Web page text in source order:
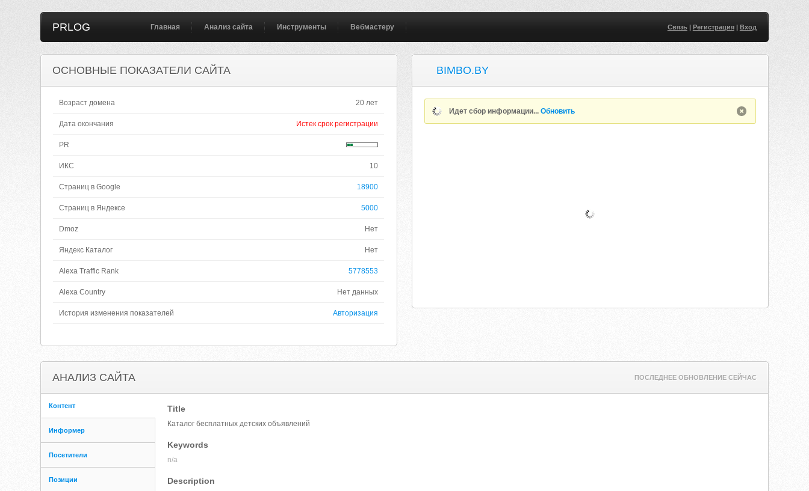
PRLOG Главная Анализ сайта Инструменты Вебмастеру Связь| Регистрация| Вход
ОСНОВНЫЕ ПОКАЗАТЕЛИ САЙТА
Возраст домена 20 лет
Дата окончания Истек срок регистрации
PR
ИКС 10
Страниц в Google 18900
Страниц в Яндексе 5000
Dmoz Нет
Яндекс Каталог Нет
Alexa Traffic Rank 5778553
Alexa Country Нет данных
История изменения показателей Авторизация
BIMBO.BY
Идет сбор информации...Обновить
АНАЛИЗ САЙТА ПОСЛЕДНЕЕ ОБНОВЛЕНИЕ СЕЙЧАС
Контент
Информер
Посетители
Позиции
Title
Каталог бесплатных детских объявлений
Keywords
n/a
Description